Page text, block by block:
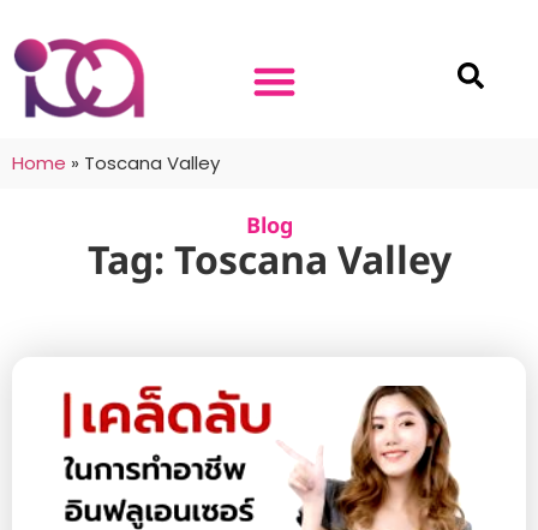
Home » Toscana Valley
Blog
Tag: Toscana Valley